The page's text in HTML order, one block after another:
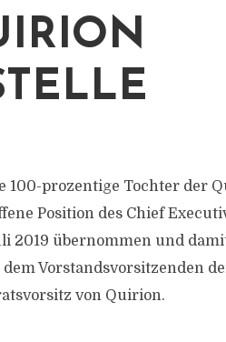
100-prozentige Tochter der
Position des Chief
2019 übernommen und
Vorstandsvorsitzenden
von Quirion.